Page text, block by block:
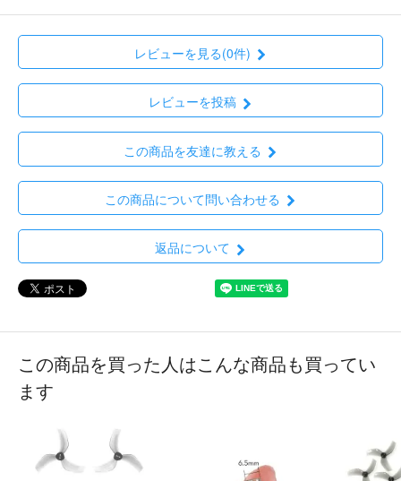
レビューを見る(0件)
レビューを投稿
この商品を友達に教える
この商品について問い合わせる
返品について
この商品を買った人はこんな商品も買ってい
ます